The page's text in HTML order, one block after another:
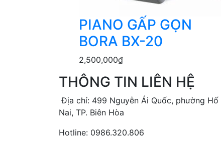
PIANO GẤP GỌN
BORA BX-20
2,500,000₫
THÔNG TIN LIÊN HỆ
Địa chỉ: 499 Nguyễn Ái Quốc, phường Hố
Nai, TP. Biên Hòa
Hotline: 0986.320.806